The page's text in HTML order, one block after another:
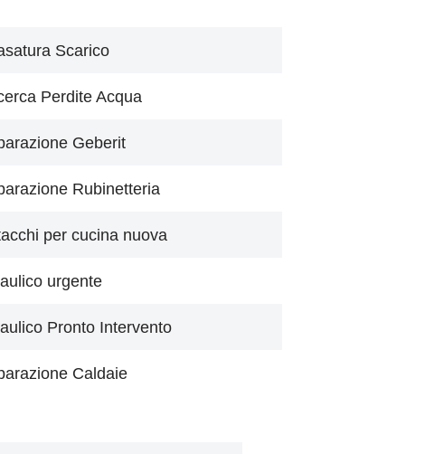
Scarico
Perdite Acqua
Geberit
Rubinetteria
per cucina nuova
urgente
Pronto Intervento
Caldaie